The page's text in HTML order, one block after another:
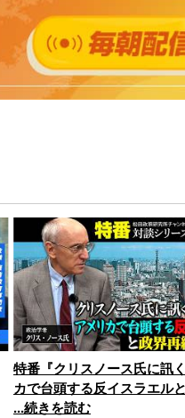
特番『クリスノース氏に訊
カで台頭する反イスラエルと
...続きを読む